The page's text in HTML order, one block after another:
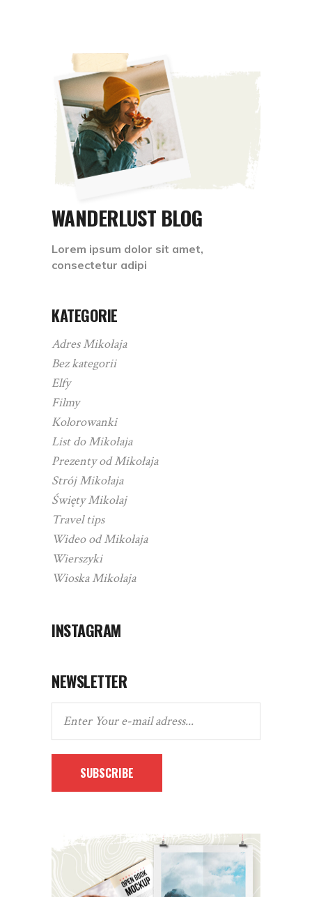
WANDERLUST BLOG
Lorem ipsum dolor sit amet,
consectetur adipi
KATEGORIE
Adres Mikołaja
Bez kategorii
Elfy
Filmy
Kolorowanki
List do Mikołaja
Prezenty od Mikołaja
Strój Mikołaja
Święty Mikołaj
Travel tips
Wideo od Mikołaja
Wierszyki
Wioska Mikołaja
INSTAGRAM
NEWSLETTER
SUBSCRIBE